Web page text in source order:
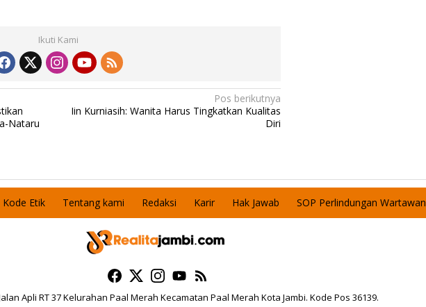
Ikuti Kami
Nataru
Pos berikutnya
Iin Kurniasih: Wanita Harus Tingkatkan Kualitas
Diri
Kode Etik Tentang kami Redaksi Karir Hak Jawab SOP Perlindungan Wartawan
Apli RT 37 Kelurahan Paal Merah Kecamatan Paal Merah Kota Jambi. Kode Pos 36139.